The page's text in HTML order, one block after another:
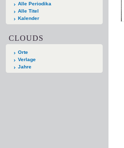
Alle Periodika
Alle Titel
Kalender
CLOUDS
Orte
Verlage
Jahre